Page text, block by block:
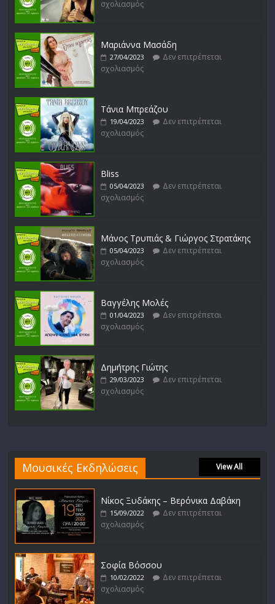
Απόστολος Ρίζος
σχολιασμός
σχολιασμός
σχολιασμός
Μαριάννα Μασάδη
27/04/2023
Δεν επιτρέπεται
σχολιασμός
Τάνια Μπρεάζου
19/04/2023
Δεν επιτρέπεται
σχολιασμός
Bliss
05/04/2023
Δεν επιτρέπεται
σχολιασμός
Μάνος Τρυπιάς & Γιώργος Στρατάκης
05/04/2023
Δεν επιτρέπεται
σχολιασμός
Βαγγέλης Μολές
01/04/2023
Δεν επιτρέπεται
σχολιασμός
Δημήτρης Γιώτης
29/03/2023
Δεν επιτρέπεται
σχολιασμός
Μουσικές Εκδηλώσεις View All
Νίκος Ξυδάκης – Βερόνικα Δαβάκη
15/09/2022
Δεν επιτρέπεται
σχολιασμός
Σοφία Βόσσου
10/02/2022
Δεν επιτρέπεται
σχολιασμός